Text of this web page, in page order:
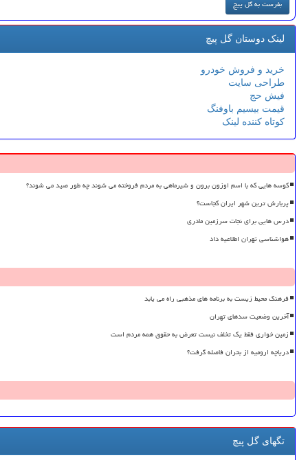
لینک دوستان گل پیچ
خرید و فروش خودرو
طراحی سایت
فیش حج
قیمت بیسیم باوفنگ
کوتاه کننده لینک
کوسه هایی که با اسم اوزون برون و شیرماهی به مردم فروخته می شوند چه طور صید می شوند؟
پربارش ترین شهر ایران کجاست؟
درس هایی برای نجات سرزمین مادری
هواشناسی تهران اطلاعیه داد
فرهنگ محیط زیست به برنامه های مذهبی راه می یابد
آخرین وضعیت سدهای تهران
زمین خواری فقط یک تخلف نیست تعرض به حقوق همه مردم است
دریاچه ارومیه از بحران فاصله گرفت؟
تگهای گل پیچ